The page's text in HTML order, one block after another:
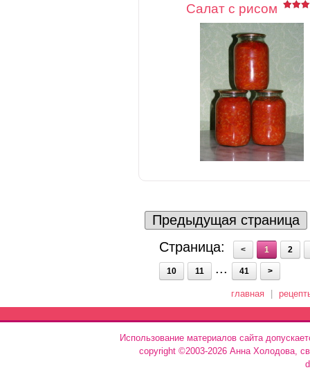
Салат с рисом
Предыдущая страница
Страница:
< 1 2
10 11 ... 41 >
главная
Использование материалов сайта
copyright ©2003-2026 Анна Холодова,